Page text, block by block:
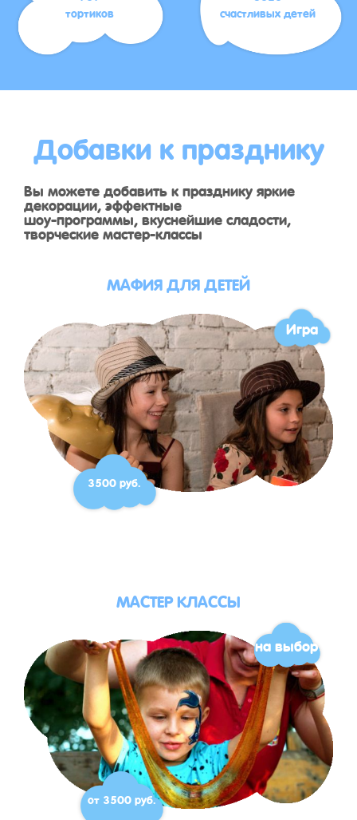
тортиков счастливых детей
Добавки к празднику
Вы можете добавить к празднику яркие
декорации, эффектные
шоу-программы, вкуснейшие сладости,
творческие мастер-классы
МАФИЯ ДЛЯ ДЕТЕЙ
Игра
3500 руб.
МАСТЕР КЛАССЫ
на выбор
от 3500 руб.